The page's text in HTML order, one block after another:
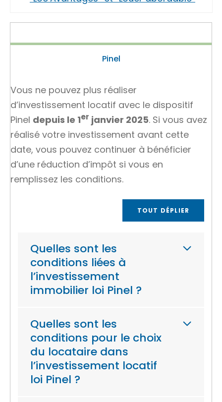
Pinel
Vous ne pouvez plus réaliser
d’investissement locatif avec le dispositif
Pinel depuis le 1er janvier 2025. Si vous avez
réalisé votre investissement avant cette
date, vous pouvez continuer à bénéficier
d’une réduction d’impôt si vous en
remplissez les conditions.
TOUT DÉPLIER
Quelles sont les
conditions liées à
l’investissement
immobilier loi Pinel ?
Quelles sont les
conditions pour le choix
du locataire dans
l’investissement locatif
loi Pinel ?